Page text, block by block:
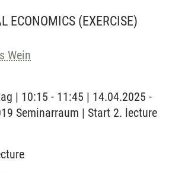
ECONOMICS (EXERCISE)
Wein
| 10:15 - 11:45 | 14.04.2025 -
Seminarraum | Start 2. lecture